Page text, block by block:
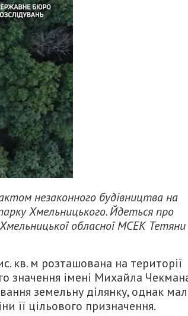
незаконного будівництва на
Хмельницького. Йдеться про
обласної МСЕК Тетяни
кв. м розташована на території
значення імені Михайла
земельну ділянку, однак
її цільового призначення.